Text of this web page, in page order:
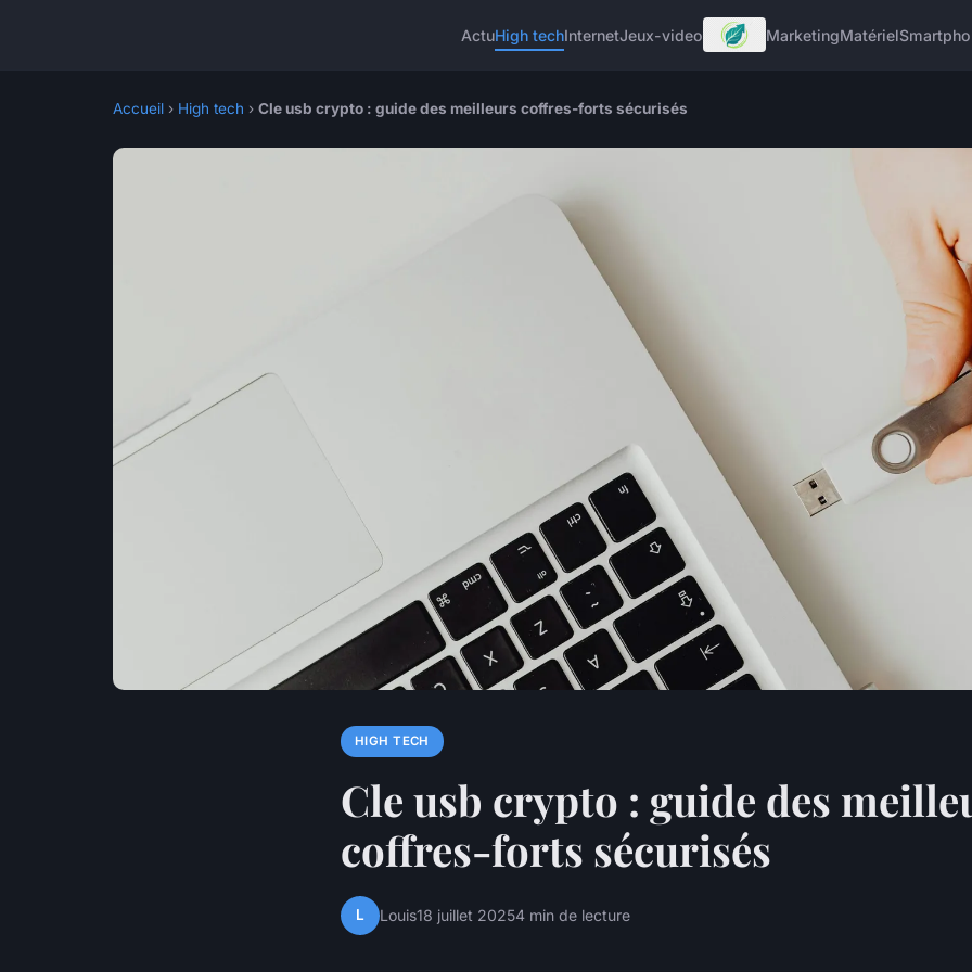
ActuHigh techInternetJeux-video MarketingMatériel
Accueil › High tech › Cle usb crypto : guide des meilleurs coffres-forts sécurisés
HIGH TECH
Cle usb crypto : guide des
coffres-forts sécurisés
L Louis18 juillet 20254 min de lecture